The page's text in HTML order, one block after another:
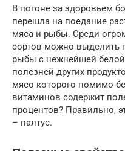
В погоне за здоровьем
перешла на поедание
мяса и рыбы. Среди
сортов можно выделить
рыбы с нежнейшей белой
полезней других
мясо которого помимо
витаминов содержит
процентов? Правильно,
– палтус.